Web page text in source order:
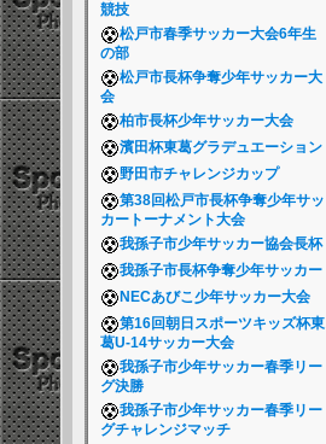
競技
松戸市春季サッカー大会6年生
の部
松戸市長杯争奪少年サッカー大
会
柏市長杯少年サッカー大会
濱田杯東葛グラデュエーション
野田市チャレンジカップ
第38回松戸市長杯争奪少年サッ
カートーナメント大会
我孫子市少年サッカー協会長杯
我孫子市長杯争奪少年サッカー
NECあびこ少年サッカー大会
第16回朝日スポーツキッズ杯東
葛U-14サッカー大会
我孫子市少年サッカー春季リー
グ決勝
我孫子市少年サッカー春季リー
グチャレンジマッチ